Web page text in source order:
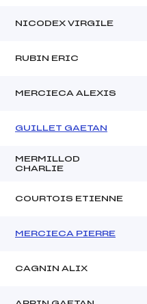
NICODEX VIRGILE
RUBIN ERIC
MERCIECA ALEXIS
GUILLET GAETAN
MERMILLOD
CHARLIE
COURTOIS ETIENNE
MERCIECA PIERRE
CAGNIN ALIX